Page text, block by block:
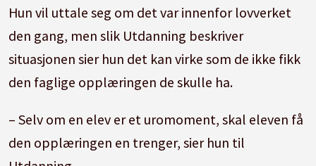
kummerligere forhold, og sier at skolen
ikke fanget opp dette.
Utdanning har sporet opp alle guttene.
Noen hjemme, og noen på kirkegården.
Hun vil uttale seg om det var innenfor lovverket
den gang, men slik Utdanning beskriver
situasjonen sier hun det kan virke som de ikke fikk
den faglige opplæringen de skulle ha.
– Selv om en elev er et uromoment, skal eleven få
den opplæringen en trenger, sier hun til